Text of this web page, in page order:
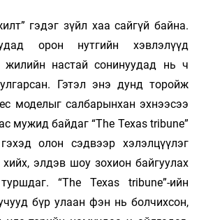
гэдэг зүйл хаа сайгүй байна.
орон нутгийн хэвлэлүүд
жилийн настай сонинуудад нь ч
Гэтэл энэ дунд торойж
моделыг салбарынхан эхнээсээ
мужид байдаг “Тhe Texas tribune”
олон сэдвээр хэлэлцүүлэг
элдэв шоу зохион байгуулах
“Тhe Texas tribune”-ийн
бүр улаан фэн нь болчихсон,